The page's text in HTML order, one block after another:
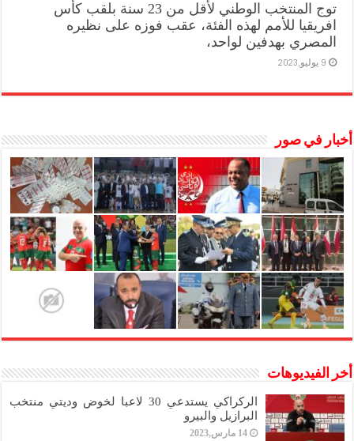
توج المنتخب الوطني لأقل من 23 سنة بلقب كأس
افريقيا للأمم لهذه الفئة، عقب فوزه على نظيره
المصري بهدفين لواحد،
9 يوليو,2023
أخبار في صور
أخر الفيديوهات
الركراكي يستدعي 30 لاعبا لخوض وديتي منتخب
البرازيل والبيرو
14 مارس,2023